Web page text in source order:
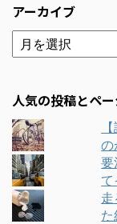
アーカイブ
人気の投稿とペ